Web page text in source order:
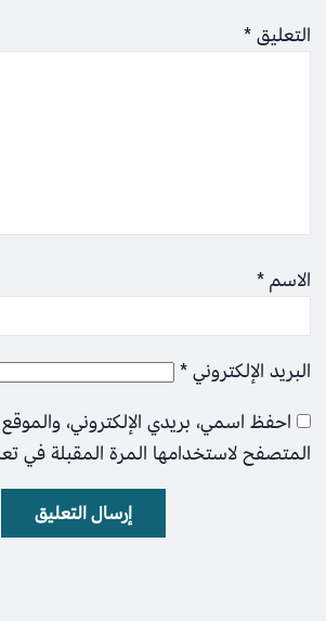
التعليق*
الاسم*
البريد الإلكتروني*
احفظ اسمي، بريدي الإلكتروني،
المتصفح لاستخدامها المرة المقبلة في